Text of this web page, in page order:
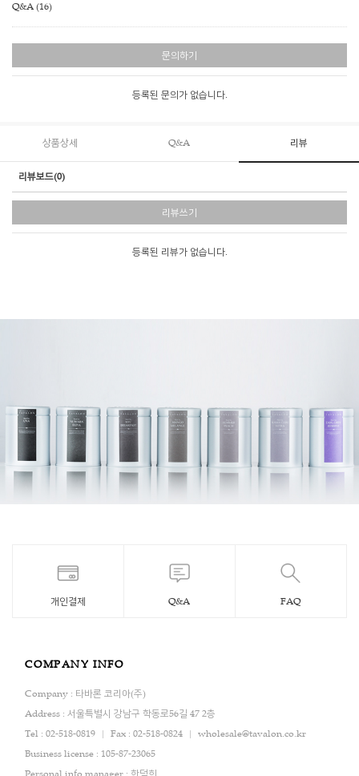
Q&A (16)
문의하기
등록된 문의가 없습니다.
상품상세 Q&A 리뷰
리뷰보드(0)
리뷰쓰기
등록된 리뷰가 없습니다.
개인결제 Q&A FAQ
COMPANY INFO
Company : 타바론 코리아(주)
Address : 서울특별시 강남구 학동로56길 47 2층
Tel : 02-518-0819
Fax : 02-518-0824
wholesale@tavalon.co.kr
Business license : 105-87-23065
Personal info manager : 한덕희